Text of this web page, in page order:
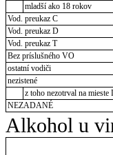
mladší ako 18 rokov
Vod. preukaz C
Vod. preukaz D
Vod. preukaz T
Bez príslušného VO
ostatní vodiči
nezistené
z toho nezotrval na mieste
NEZADANÉ
Alkohol u